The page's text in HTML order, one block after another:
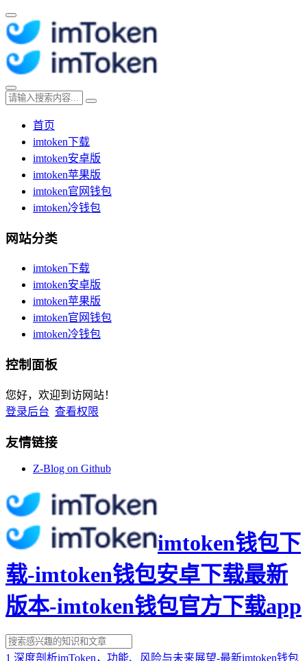
首页
imtoken下载
imtoken安卓版
imtoken苹果版
imtoken官网钱包
imtoken冷钱包
网站分类
imtoken下载
imtoken安卓版
imtoken苹果版
imtoken官网钱包
imtoken冷钱包
控制面板
您好，欢迎到访网站！
登录后台 查看权限
友情链接
Z-Blog on Github
imtoken钱包下
载-imtoken钱包安卓下载最新
版本-imtoken钱包官方下载app
1 深度剖析imToken，功能、风险与未来展望-最新imtoken钱包